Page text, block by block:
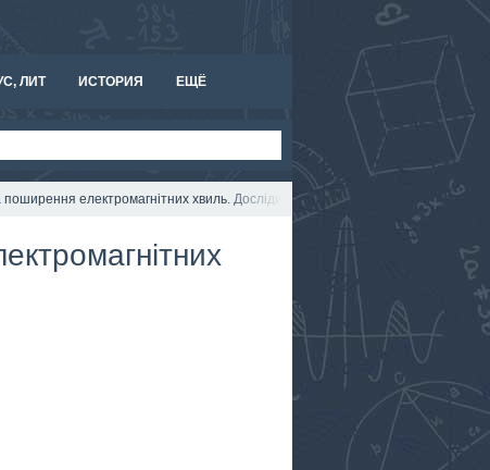
ЛИТ ИСТОРИЯ ЕЩЁ
електромагнітних хвиль. Досліди Г. Герца